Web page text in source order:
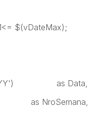
$(vDateMax);
YYYY') as Data,
NroSemana,